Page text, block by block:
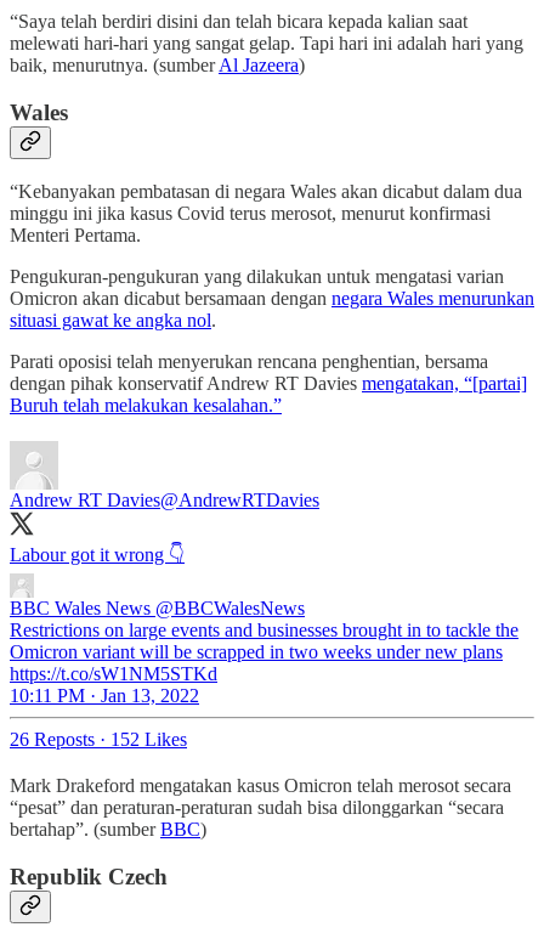
“Saya telah berdiri disini dan telah bicara kepada kalian saat
melewati hari-hari yang sangat gelap. Tapi hari ini adalah hari yang
baik, menurutnya. (sumberAl Jazeera)
Wales
“Kebanyakan pembatasan di negara Wales akan dicabut dalam dua
minggu ini jika kasus Covid terus merosot, menurut konfirmasi
Menteri Pertama.
Pengukuran-pengukuran yang dilakukan untuk mengatasi varian
Omicron akan dicabut bersamaan dengan negara Wales menurunkan
situasi gawat ke angka nol.
Parati oposisi telah menyerukan rencana penghentian, bersama
dengan pihak konservatif Andrew RT Davies mengatakan, “[partai]
Buruh telah melakukan kesalahan.”
Andrew RT Davies@AndrewRTDavies
Labour got it wrong 👇
BBC Wales News @BBCWalesNews
Restrictions on large events and businesses brought in to tackle the
Omicron variant will be scrapped in two weeks under new plans
https://t.co/sW1NM5STKd
10:11 PM · Jan 13, 2022
26 Reposts · 152 Likes
Mark Drakeford mengatakan kasus Omicron telah merosot secara
“pesat” dan peraturan-peraturan sudah bisa dilonggarkan “secara
bertahap”. (sumberBBC)
Republik Czech